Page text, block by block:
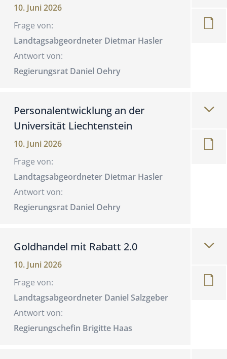
10. Juni 2026
Frage von:
Landtagsabgeordneter Dietmar Hasler
Antwort von:
Regierungsrat Daniel Oehry
Personalentwicklung an der
Universität Liechtenstein
10. Juni 2026
Frage von:
Landtagsabgeordneter Dietmar Hasler
Antwort von:
Regierungsrat Daniel Oehry
Goldhandel mit Rabatt 2.0
10. Juni 2026
Frage von:
Landtagsabgeordneter Daniel Salzgeber
Antwort von:
Regierungschefin Brigitte Haas